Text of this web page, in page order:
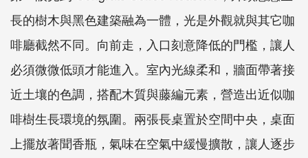
長的樹木與黑色建築融為一體，光是外觀就與其它咖
啡廳截然不同。向前走，入口刻意降低的門檻，讓人
必須微微低頭才能進入。室內光線柔和，牆面帶著接
近土壤的色調，搭配木質與藤編元素，營造出近似咖
啡樹生長環境的氛圍。兩張長桌置於空間中央，桌面
上擺放著聞香瓶，氣味在空氣中緩慢擴散，讓人逐步